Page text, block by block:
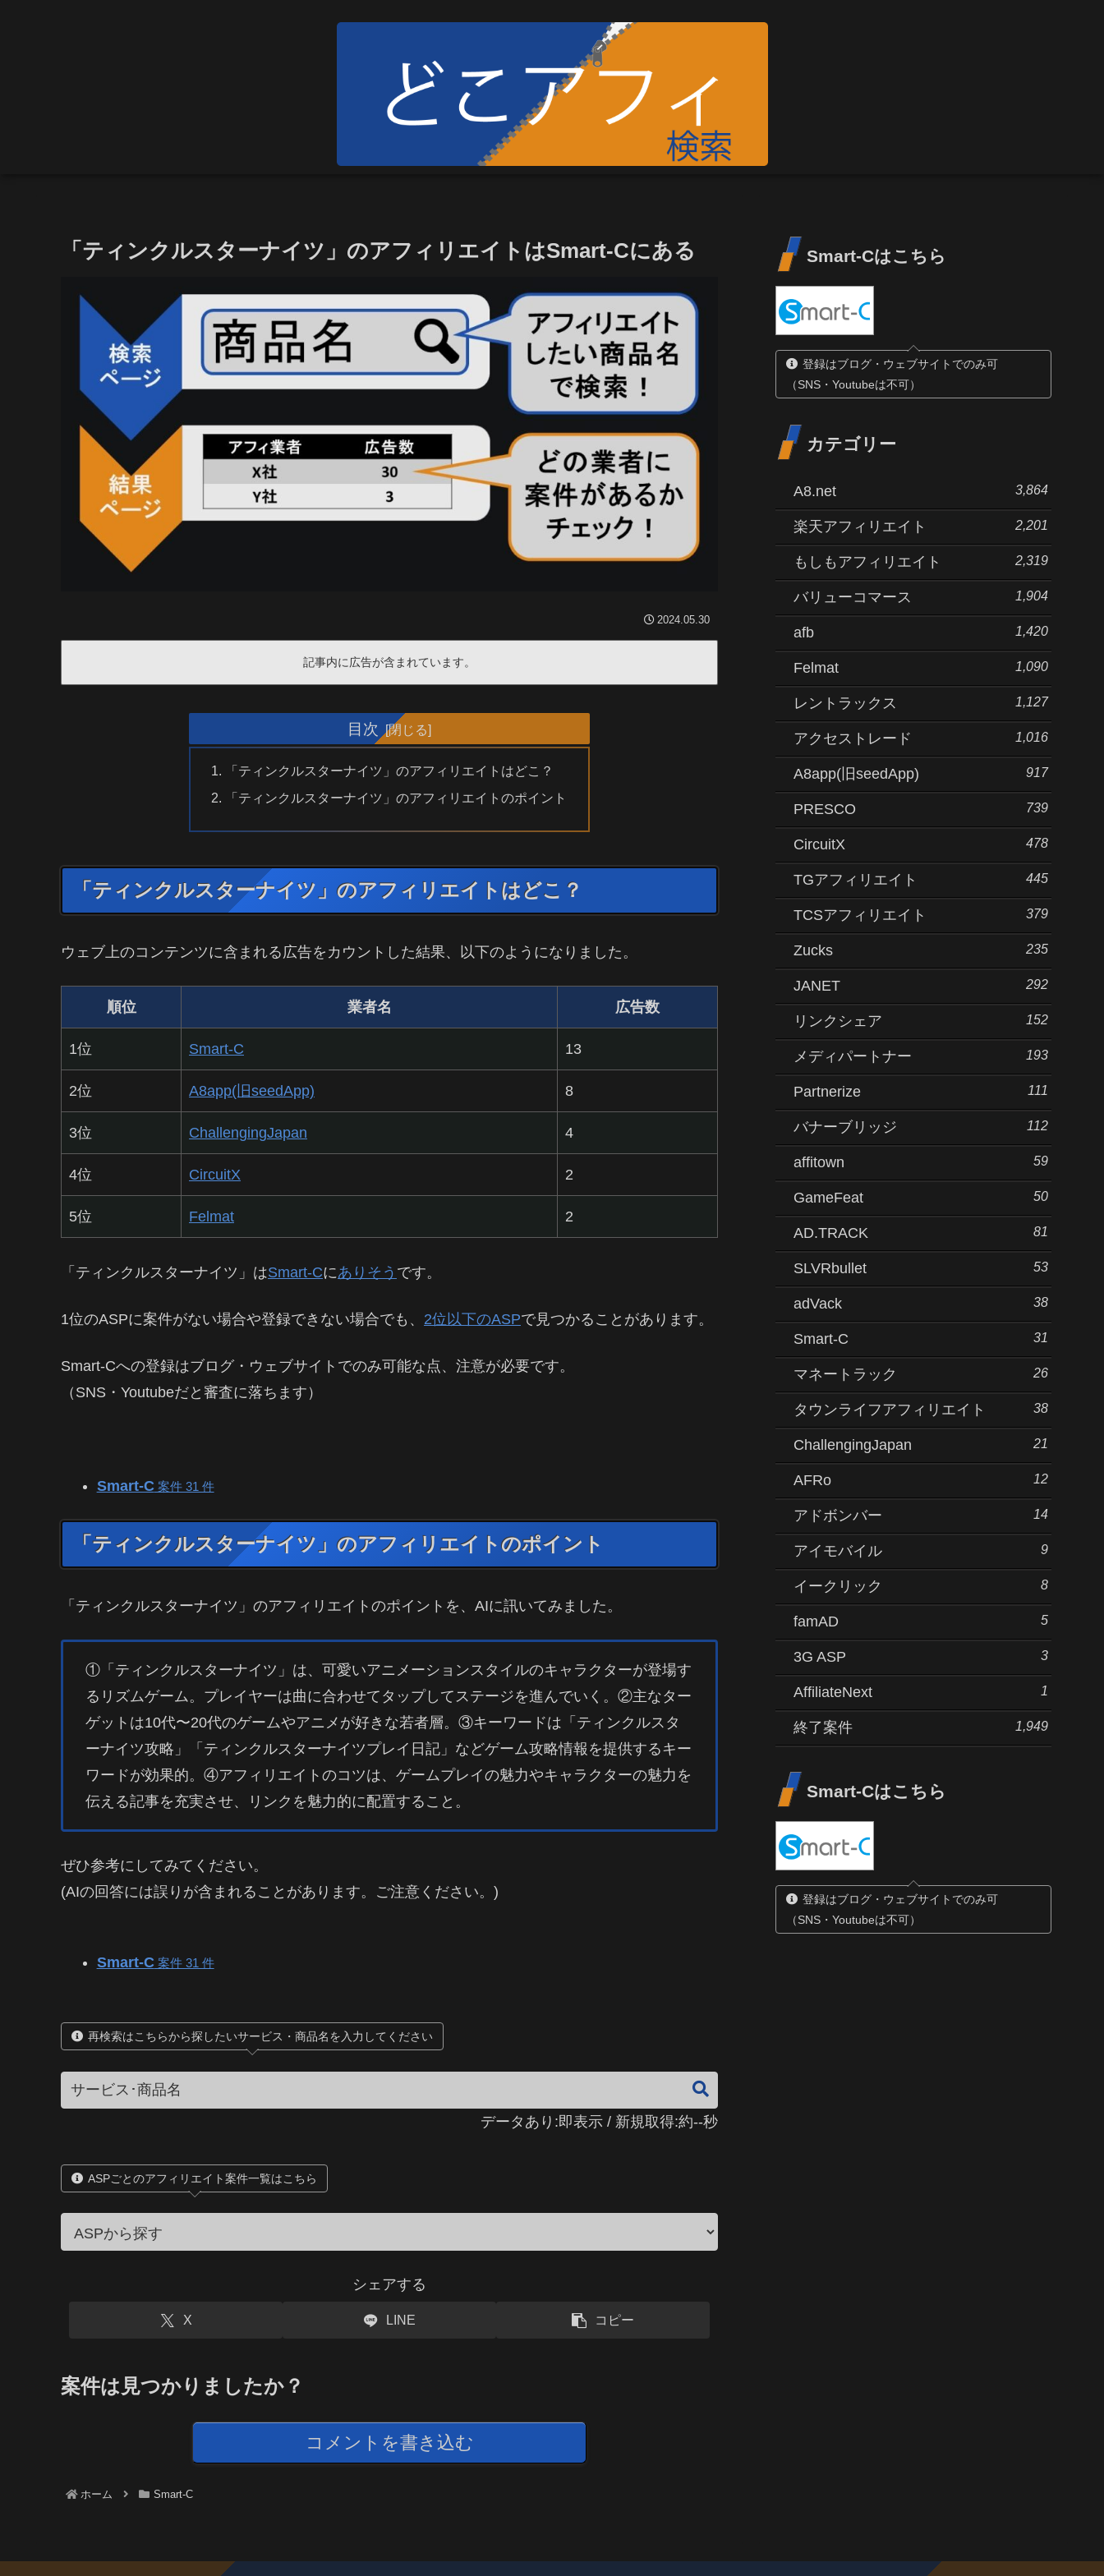
「ティンクルスターナイツ」のアフィリエイトはSmart-Cにある
2024.05.30
記事内に広告が含まれています。
目次
「ティンクルスターナイツ」のアフィリエイトはどこ？
「ティンクルスターナイツ」のアフィリエイトのポイント
「ティンクルスターナイツ」のアフィリエイトはどこ？
ウェブ上のコンテンツに含まれる広告をカウントした結果、以下のようになりました。
順位 業者名 広告数
1位 Smart-C 13
2位 A8app(旧seedApp) 8
3位 ChallengingJapan 4
4位 CircuitX 2
5位 Felmat 2
「ティンクルスターナイツ」はSmart-Cにありそう です。
1位のASPに案件がない場合や登録できない場合でも、 2位以下のASPで見つかることがあります。
Smart-Cへの登録はブログ・ウェブサイトでのみ可能な点、注意が必要です。
（SNS・Youtubeだと審査に落ちます）
Smart-C案件 31 件
「ティンクルスターナイツ」のアフィリエイトのポイント
「ティンクルスターナイツ」のアフィリエイトのポイントを、AIに訊いてみました。
①「ティンクルスターナイツ」は、可愛いアニメーションスタイルのキャラクターが登場す
るリズムゲーム。プレイヤーは曲に合わせてタップしてステージを進んでいく。②主なター
ゲットは10代〜20代のゲームやアニメが好きな若者層。③キーワードは「ティンクルスタ
ーナイツ攻略」「ティンクルスターナイツプレイ日記」などゲーム攻略情報を提供するキー
ワードが効果的。④アフィリエイトのコツは、ゲームプレイの魅力やキャラクターの魅力を
伝える記事を充実させ、リンクを魅力的に配置すること。
ぜひ参考にしてみてください。
(AIの回答には誤りが含まれることがあります。ご注意ください。)
Smart-C案件 31 件
再検索はこちらから探したいサービス・商品名を入力してください
データあり:即表示 / 新規取得:約--秒
ASPごとのアフィリエイト案件一覧はこちら
シェアする
X LINE コピー
案件は見つかりましたか？
コメントを書き込む
ホーム Smart-C
Smart-Cはこちら
登録はブログ・ウェブサイトでのみ可
（SNS・Youtubeは不可）
カテゴリー
A8.net 3,864
楽天アフィリエイト 2,201
もしもアフィリエイト 2,319
バリューコマース 1,904
afb 1,420
Felmat 1,090
レントラックス 1,127
アクセストレード 1,016
A8app(旧seedApp) 917
PRESCO 739
CircuitX 478
TGアフィリエイト 445
TCSアフィリエイト 379
Zucks 235
JANET 292
リンクシェア 152
メディパートナー 193
Partnerize 111
バナーブリッジ 112
affitown 59
GameFeat 50
AD.TRACK 81
SLVRbullet 53
adVack 38
Smart-C 31
マネートラック 26
タウンライフアフィリエイト 38
ChallengingJapan 21
AFRo 12
アドボンバー 14
アイモバイル 9
イークリック 8
famAD 5
3G ASP 3
AffiliateNext 1
終了案件 1,949
Smart-Cはこちら
登録はブログ・ウェブサイトでのみ可
（SNS・Youtubeは不可）